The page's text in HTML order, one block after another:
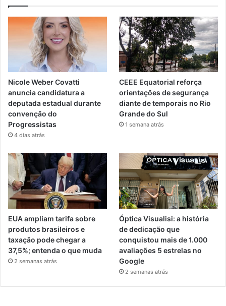
Nicole Weber Covatti
anuncia candidatura a
deputada estadual durante
convenção do
Progressistas
4 dias atrás
CEEE Equatorial reforça
orientações de segurança
diante de temporais no Rio
Grande do Sul
1 semana atrás
EUA ampliam tarifa sobre
produtos brasileiros e
taxação pode chegar a
37,5%; entenda o que muda
2 semanas atrás
Óptica Visualisi: a história
de dedicação que
conquistou mais de 1.000
avaliações 5 estrelas no
Google
2 semanas atrás